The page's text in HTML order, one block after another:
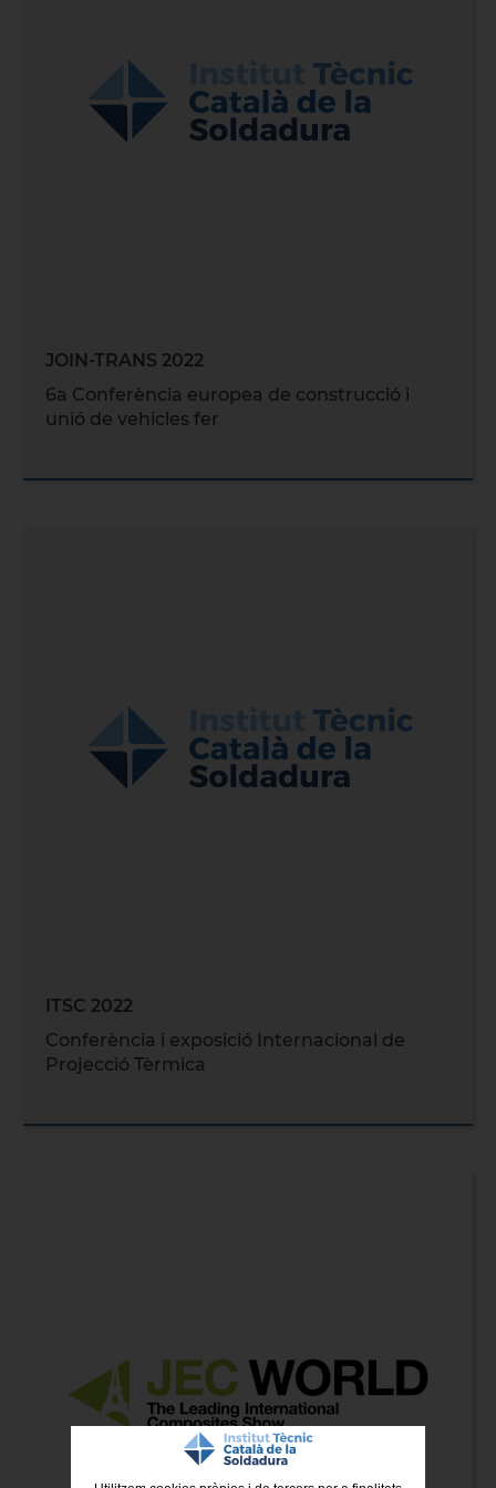
JOIN-TRANS 2022
6a Conferència europea de construcció i
unió de vehicles fer
ITSC 2022
Conferència i exposició Internacional de
Projecció Tèrmica